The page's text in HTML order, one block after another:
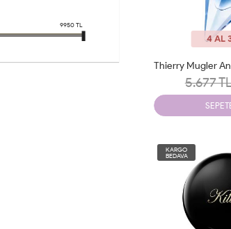
9950TL
4 AL
5.677 TL
KARGO
BEDAVA